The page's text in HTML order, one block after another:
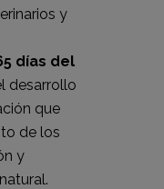
y
días del
desarrollo
que
de los
y